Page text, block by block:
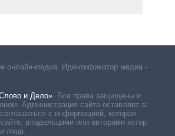
онлайн-медиа. Идентификатор медиа –
и Дело»
Все права защищены и
Администрация сайта оставляет за
с информацией, которая
владельцами или авторами которой
лица.